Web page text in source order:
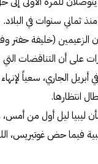
ثماني سنوات في البلاد.
(خليفة حفتر
على أن التناقضات التي
أبريل الجاري، سعياً
انتظارها.
ليبيا ليل أول من
فيما حض غوتيريس،